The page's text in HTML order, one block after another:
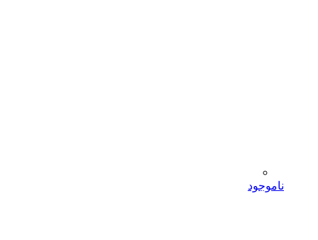
ناموجود